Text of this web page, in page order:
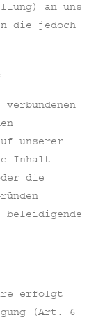
an uns
die jedoch
unserer
Inhalt
die
beleidigende
erfolgt
(Art. 6